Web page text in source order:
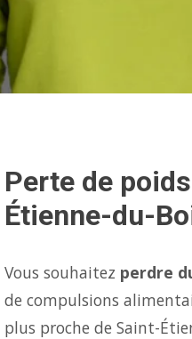
Perte de
Étienne-du-
Vous souhaitez perdre
de compulsions
plus proche de Saint-